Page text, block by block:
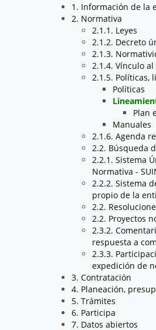
1. Información de la
2. Normativa
2.1.1. Leyes
2.1.2. Decreto
2.1.3.
2.1.4. Vínculo
2.1.5. Políticas,
Políticas
Plan
Manuales
2.1.6. Agenda
2.2. Búsqueda
2.2.1. Sistema
Normativa -
2.2.2. Sistema
propio de la
2.2.
2.2. Proyectos
2.3.2.
respuesta a
2.3.3.
expedición de
3. Contratación
4. Planeación,
5. Trámites
6. Participa
7. Datos abiertos